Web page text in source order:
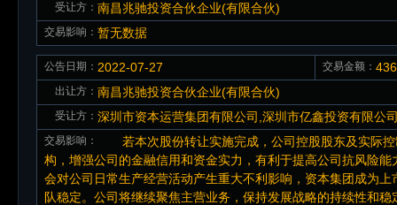
受让方： 南昌兆驰投资合伙企业(有限合伙)
交易影响： 暂无数据
公告日期： 2022-07-27 交易金额：
出让方： 南昌兆驰投资合伙企业(有限合伙)
受让方： 深圳市资本运营集团有限公司,深圳市亿鑫投资有限公
交易影响：
若本次股份转让实施完成，公司控股股东及实际控
构，增强公司的金融信用和资金实力，有利于提高公司抗风险
会对公司日常生产经营活动产生重大不利影响，资本集团成为
队稳定。公司将继续聚焦主营业务，保持发展战略的持续性和稳